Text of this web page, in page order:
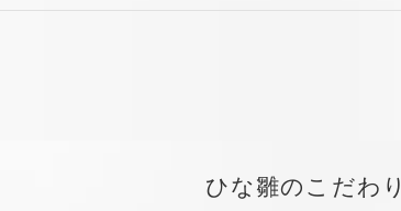
ひな雛のこだわり